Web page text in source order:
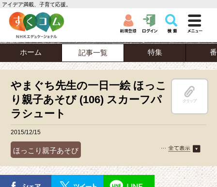
アイデア満載、子育て応援。
ホーム 記事一覧 特集
やまぐち先生の一日一絵 ほっこ
り親子あそび (106) スカーフパ
ラシュート
クリップ
2015/12/15
ほっこり親子あそび